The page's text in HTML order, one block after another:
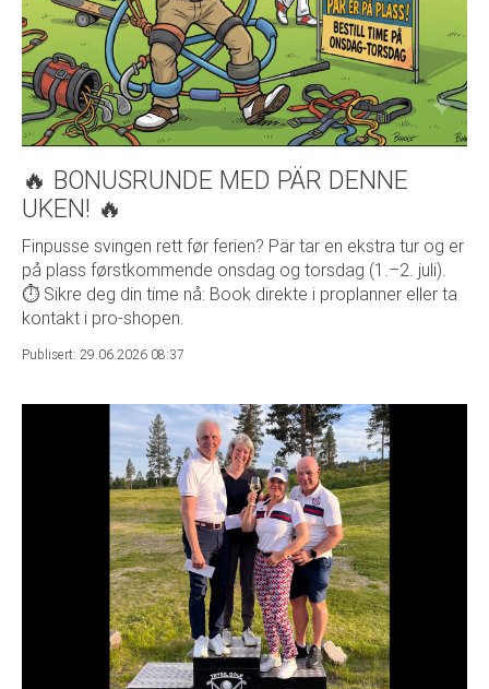
🔥 BONUSRUNDE MED PÄR DENNE
UKEN! 🔥
Finpusse svingen rett før ferien? Pär tar en ekstra tur og er
på plass førstkommende onsdag og torsdag (1.–2. juli).
⏱️ Sikre deg din time nå: Book direkte i proplanner eller ta
kontakt i pro-shopen.
Publisert: 29.06.2026 08:37